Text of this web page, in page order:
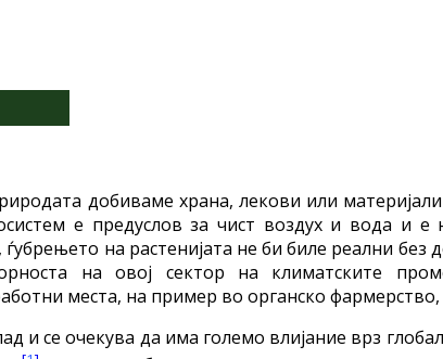
добиваме храна, лекови или
е предуслов за чист воздух и вода и
на растенијата не би биле реални
на овој сектор на климатските
места, на пример во органско фармерство,
и се очекува да има големо влијание врз